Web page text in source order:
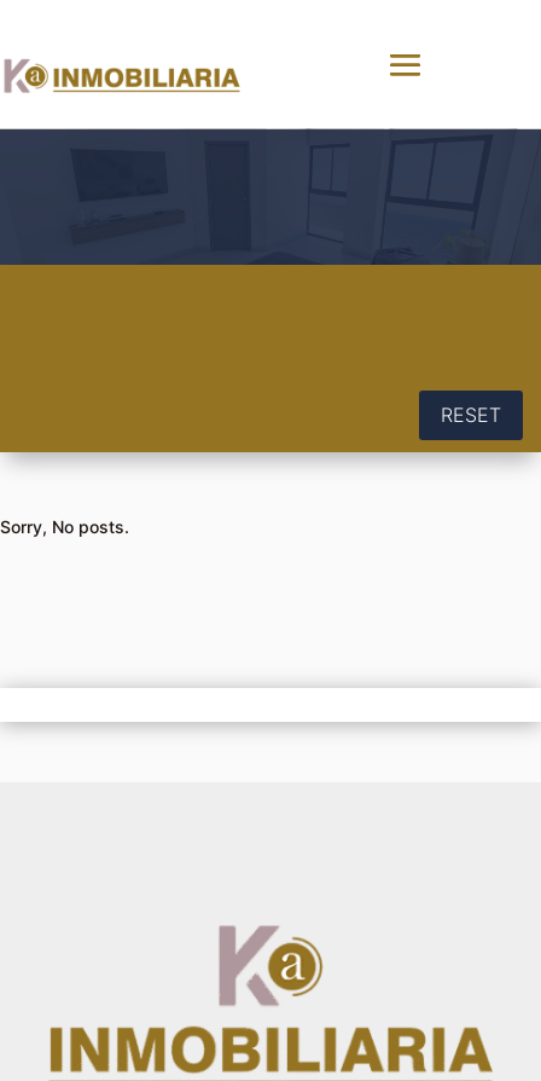
RESET
Sorry, No posts.